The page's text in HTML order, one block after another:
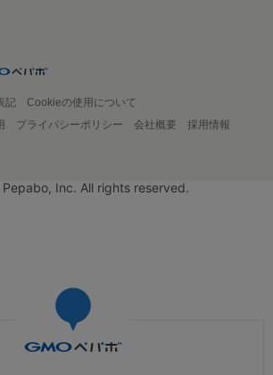
記
Cookieの使用について
プライバシーポリシー 会社概要
採用情報
Inc. All rights reserved.